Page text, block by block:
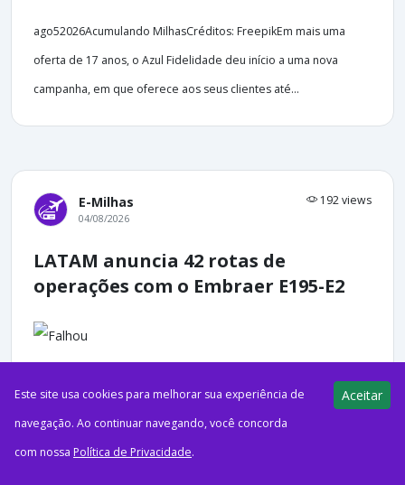
ago52026Acumulando MilhasCréditos: FreepikEm mais uma
oferta de 17 anos, o Azul Fidelidade deu início a uma nova
campanha, em que oferece aos seus clientes até...
E-Milhas 192 views
04/08/2026
LATAM anuncia 42 rotas de
operações com o Embraer E195-E2
ago42026NotíciasE195-E2 da LATAM Airlines Brasil na fábrica da
Embraer, em São José dos Campos (SP). (Crédito da imagem:
ASA/LATAM).A LATAM acaba de anunciar que começará...
Este site usa cookies para melhorar sua experiência de
navegação. Ao continuar navegando, você concorda
com nossa Política de Privacidade.
Aceitar